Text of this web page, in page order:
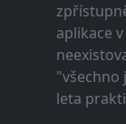
aplikace
"všechno
leta